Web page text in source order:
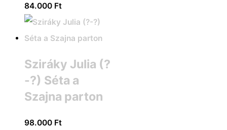
84.000 Ft
Sziráky Julia (?
-?) Séta a
Szajna parton
98.000 Ft